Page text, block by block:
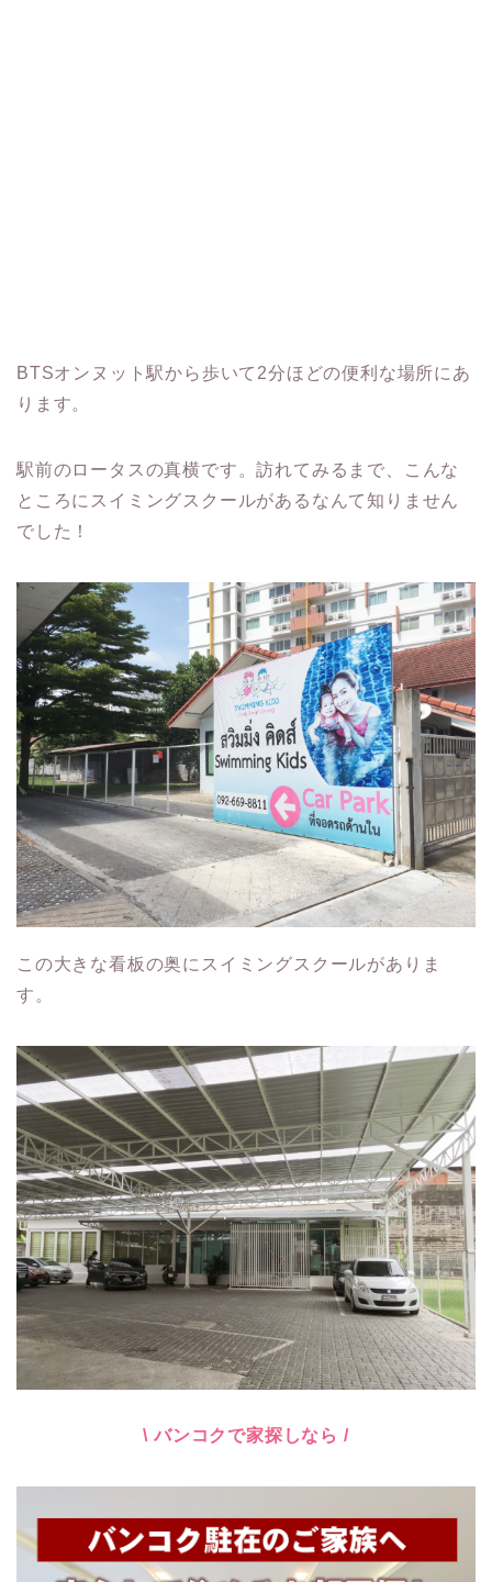
BTSオンヌット駅から歩いて2分ほどの便利な場所にあ
ります。
駅前のロータスの真横です。訪れてみるまで、こんな
ところにスイミングスクールがあるなんて知りません
でした！
この大きな看板の奥にスイミングスクールがありま
す。
\ バンコクで家探しなら /